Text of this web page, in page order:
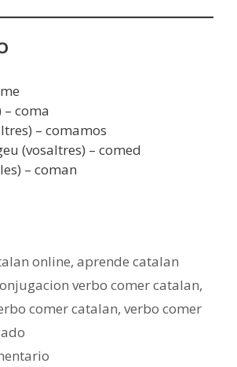
coma
– comamos
(vosaltres) – comed
– coman
online,aprende catalan
verbo comer catalan,
comer catalan, verbo comer